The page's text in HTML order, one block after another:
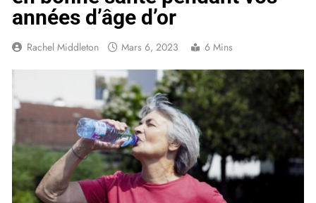
années d’âge d’or
Rachel Middleton Mars 6, 2023 6 Mins